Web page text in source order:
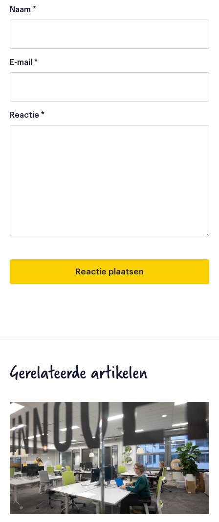
Naam *
E-mail *
Reactie *
Gerelateerde artikelen